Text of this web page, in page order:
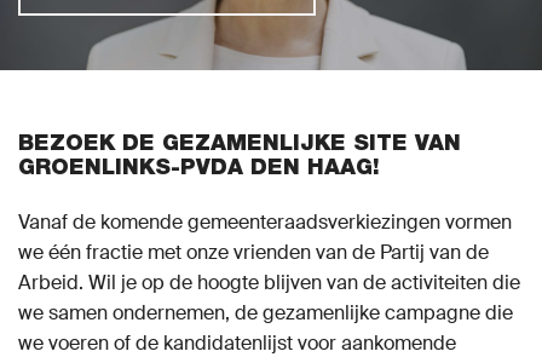
BEZOEK DE GEZAMENLIJKE SITE VAN
GROENLINKS-PVDA DEN HAAG!
Vanaf de komende gemeenteraadsverkiezingen vormen
we één fractie met onze vrienden van de Partij van de
Arbeid. Wil je op de hoogte blijven van de activiteiten die
we samen ondernemen, de gezamenlijke campagne die
we voeren of de kandidatenlijst voor aankomende